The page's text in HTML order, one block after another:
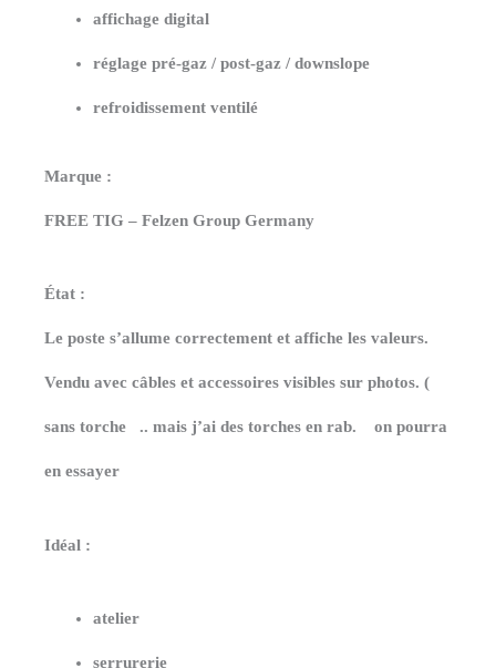
affichage digital
réglage pré-gaz / post-gaz / downslope
refroidissement ventilé
Marque :
FREE TIG – Felzen Group Germany
État :
Le poste s’allume correctement et affiche les valeurs.
Vendu avec câbles et accessoires visibles sur photos. (
sans torche .. mais j’ai des torches en rab. on pourra
en essayer
Idéal :
atelier
serrurerie